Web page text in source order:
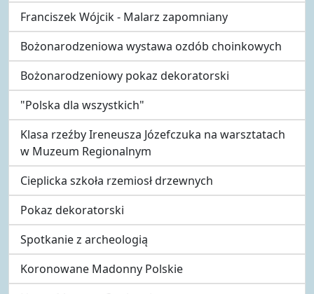
Franciszek Wójcik - Malarz zapomniany
Bożonarodzeniowa wystawa ozdób choinkowych
Bożonarodzeniowy pokaz dekoratorski
"Polska dla wszystkich"
Klasa rzeźby Ireneusza Józefczuka na warsztatach
w Muzeum Regionalnym
Cieplicka szkoła rzemiosł drzewnych
Pokaz dekoratorski
Spotkanie z archeologią
Koronowane Madonny Polskie